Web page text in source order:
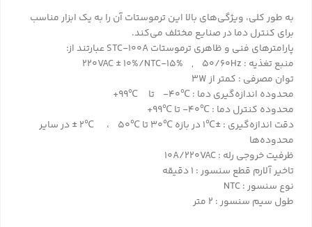
به طور کلی، ویژگی‌های بالا این ترموستات آن را به یک ابزار مناسب
برای کنترل دما در صنایع مختلف می‌کند.
پارامترهای فنی و ظاهری ترموستات STC-100A عبارتند از:
منبع تغذیه : 220VAC ± 10%/NTC-15% , 50/60Hz
توان مصرفی : کمتر از 3W
محدوده اندازه‌گیری دما : ℃40- تا ℃99+
محدوده کنترل دما : ℃40- تا ℃99+
دقت اندازه‌گیری : ±℃1 در بازه ℃30 تا ℃50 ، ℃2 ± در سایر
محدوده‌ها
ظرفیت خروجی رله : 10A/220VAC
تاخیر آلارم قطع سنسور : 1 دقیقه
نوع سنسور : NTC
طول سیم سنسور : 2 متر